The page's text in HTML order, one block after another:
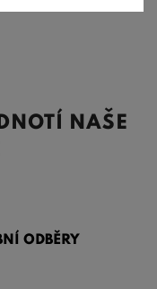
NAŠE
ODBĚRY